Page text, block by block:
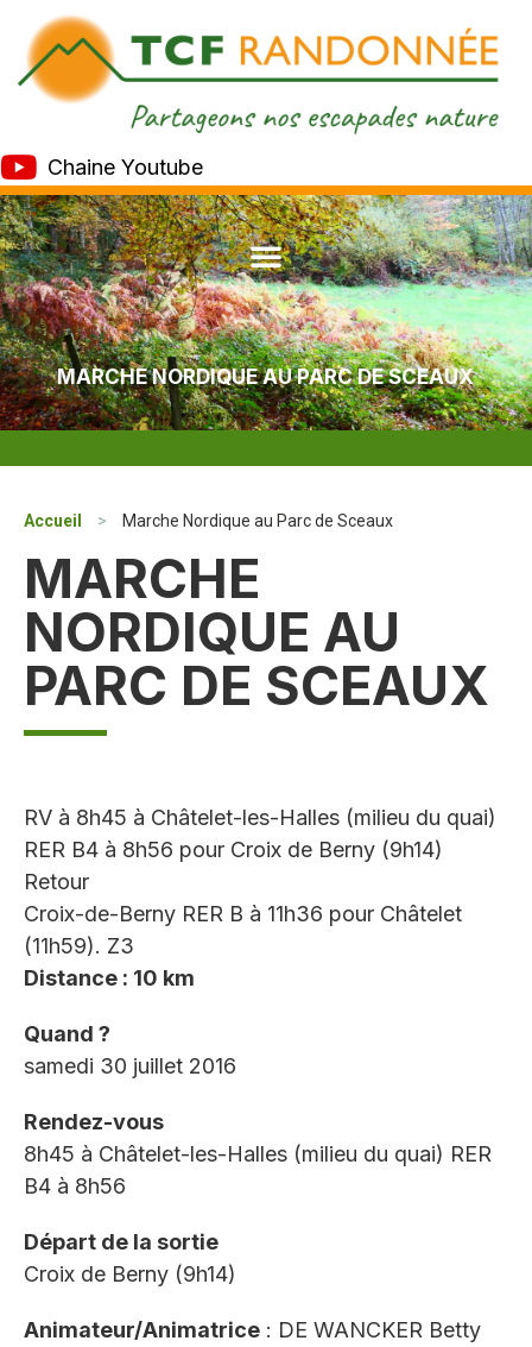
Chaine Youtube
MARCHE NORDIQUE AU PARC DE SCEAUX
Accueil > Marche Nordique au Parc de Sceaux
MARCHE
NORDIQUE AU
PARC DE SCEAUX
RV à 8h45 à Châtelet-les-Halles (milieu du quai)
RER B4 à 8h56 pour Croix de Berny (9h14)
Retour
Croix-de-Berny RER B à 11h36 pour Châtelet
(11h59). Z3
Distance : 10 km
Quand ?
samedi 30 juillet 2016
Rendez-vous
8h45 à Châtelet-les-Halles (milieu du quai) RER
B4 à 8h56
Départ de la sortie
Croix de Berny (9h14)
Animateur/Animatrice : DE WANCKER Betty